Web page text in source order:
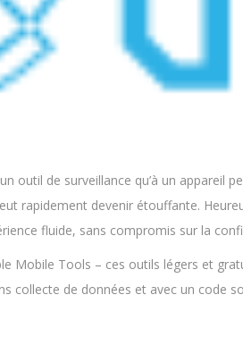
outil de surveillance qu’à un appareil
rapidement devenir étouffante.
fluide, sans compromis sur la
Mobile Tools – ces outils légers et
collecte de données et avec un